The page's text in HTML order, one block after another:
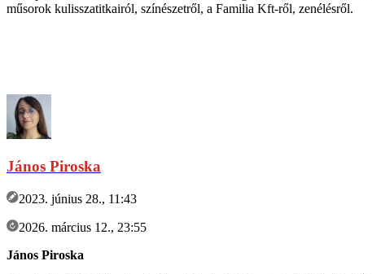
műsorok kulisszatitkairól, színészetről, a Familia Kft-ről, zenélésről.
János Piroska
2023. június 28., 11:43
2026. március 12., 23:55
János Piroska